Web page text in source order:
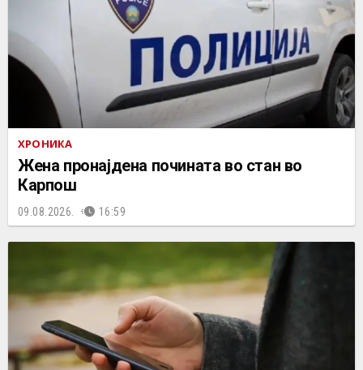
ХРОНИКА
Жена пронајдена почината во стан во
Карпош
09.08.2026. 16:59